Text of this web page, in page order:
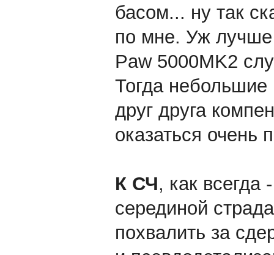
басом... ну так
по мне. Уж лучше
Paw 5000MK2
Тогда небольшие
друг друга
оказаться очень
К СЧ, как всегда
серединой
похвалить за